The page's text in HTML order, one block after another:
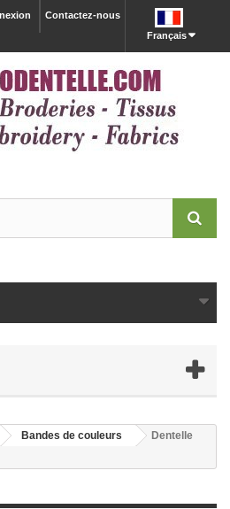
Français
Contactez-nous
Bandes de couleurs
Dentelle